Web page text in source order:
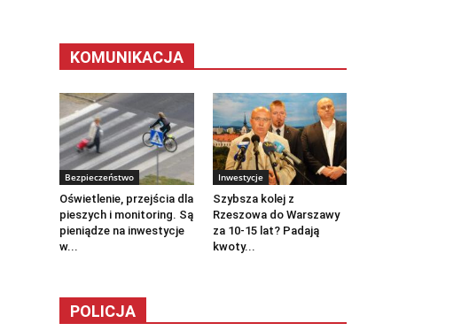
KOMUNIKACJA
Bezpieczeństwo
Oświetlenie, przejścia dla
pieszych i monitoring. Są
pieniądze na inwestycje
w...
Inwestycje
Szybsza kolej z
Rzeszowa do Warszawy
za 10-15 lat? Padają
kwoty...
POLICJA